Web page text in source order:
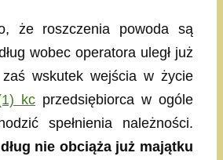
że roszczenia powoda są
wobec operatora uległ już
zaś wskutek wejścia w życie
kc przedsiębiorca w ogóle
spełnienia należności.
nie obciąża już majątku